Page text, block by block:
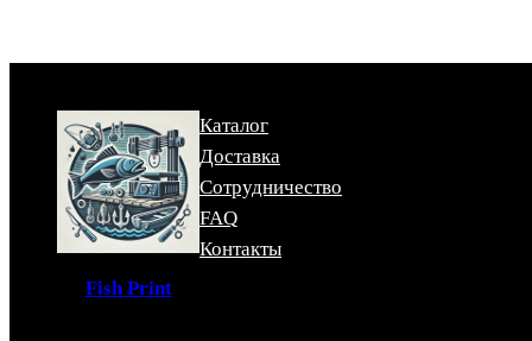
Fish Print
Каталог
Доставка
Сотрудничество
FAQ
Контакты